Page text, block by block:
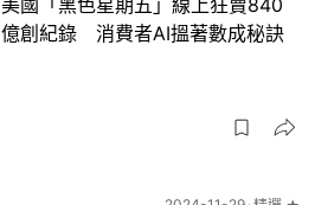
美國「黑色星期五」線上狂賣840
億創紀錄 消費者AI搵著數成秘訣